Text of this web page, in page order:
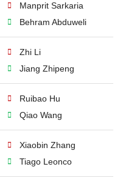
Manprit Sarkaria
Behram Abduweli
Zhi Li
Jiang Zhipeng
Ruibao Hu
Qiao Wang
Xiaobin Zhang
Tiago Leonco